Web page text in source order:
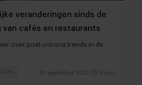
veranderingen sinds de
van cafés en restaurants
over post-corona trends in de
30 september 2021 4 min
Chefs